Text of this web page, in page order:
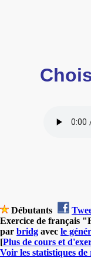
Débutants
Exercice de français
par bridg avec le
[Plus de cours et
Voir les statistiques de